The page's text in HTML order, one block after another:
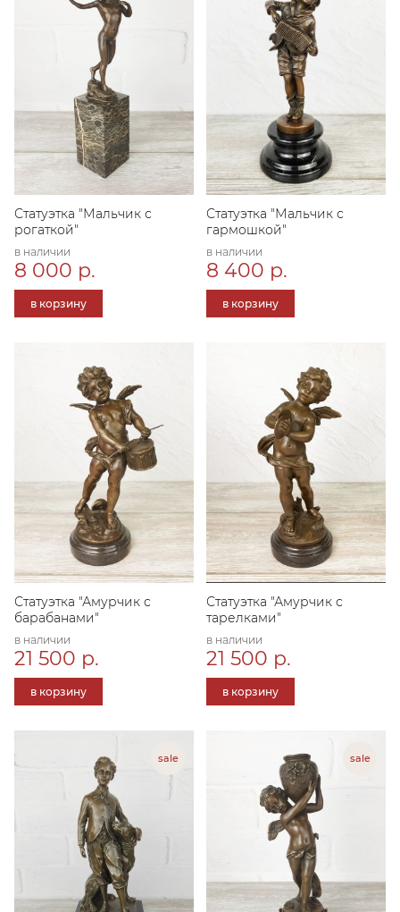
Статуэтка "Мальчик с
рогаткой"
в наличии
8 000 р.
в корзину
Статуэтка "Мальчик с
гармошкой"
в наличии
8 400 р.
в корзину
Статуэтка "Амурчик с
барабанами"
в наличии
21 500 р.
в корзину
Статуэтка "Амурчик с
тарелками"
в наличии
21 500 р.
в корзину